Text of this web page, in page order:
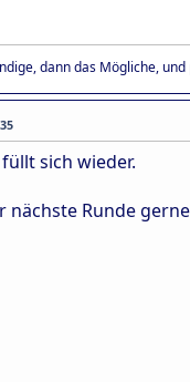
dann das Mögliche,
sich wieder.
nächste Runde